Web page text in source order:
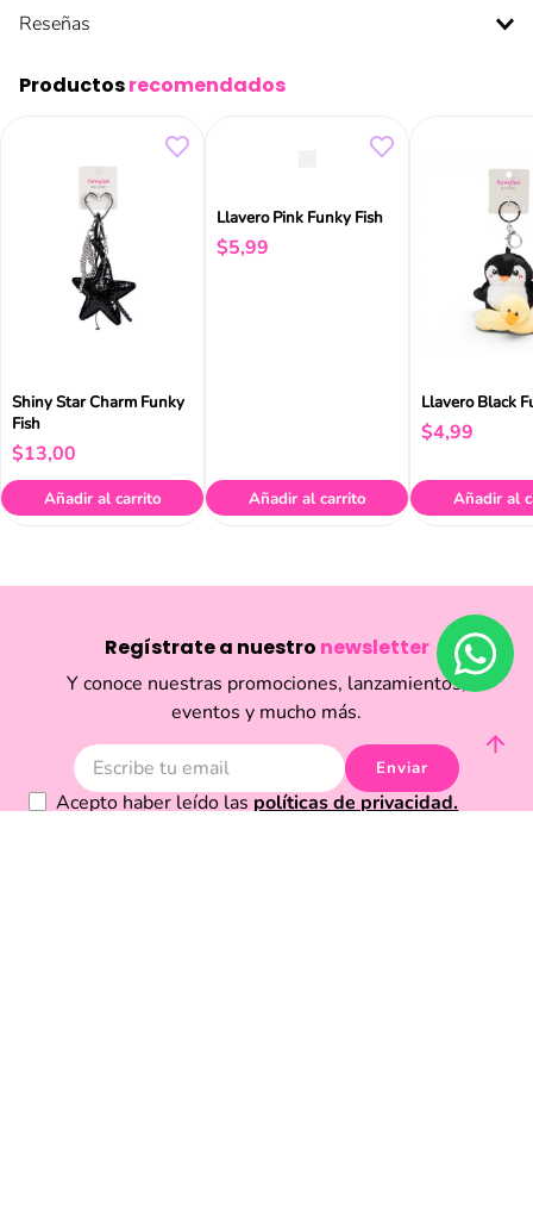
Reseñas
Productosrecomendados
Shiny Star Charm Funky
Fish
$13,00
Añadir al carrito
Llavero Pink Funky Fish
$5,99
Añadir al carrito
Llavero Black
$4,99
Añadir al
Regístrate a nuestro newsletter
Y conoce nuestras promociones, lanzamientos,
eventos y mucho más.
Enviar
Acepto haber leído las políticas de privacidad.